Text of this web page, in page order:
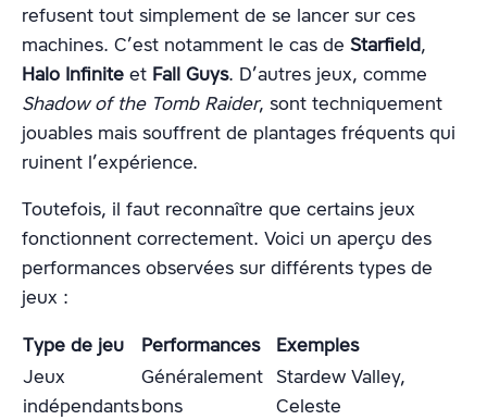
refusent tout simplement de se lancer sur ces
machines. C’est notamment le cas de Starfield,
Halo Infinite et Fall Guys. D’autres jeux, comme
Shadow of the Tomb Raider, sont techniquement
jouables mais souffrent de plantages fréquents qui
ruinent l’expérience.
Toutefois, il faut reconnaître que certains jeux
fonctionnent correctement. Voici un aperçu des
performances observées sur différents types de
jeux :
Type de jeu
Performances
Exemples
Jeux
indépendants
Généralement
bons
Stardew Valley,
Celeste